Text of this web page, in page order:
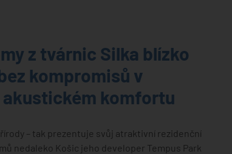
z tvárnic Silka blízko
kompromisů v
akustickém komfortu
– tak prezentuje svůj atraktivní rezidenční
nedaleko Košic jeho developer Tempus Park